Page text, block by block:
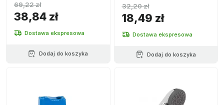
podłączeniem
38,84 zł
69,22 zł
Dostawa ekspresowa
Dodaj do koszyka
18,49 zł
32,20 zł
Dostawa ekspresowa
Dodaj do koszyka